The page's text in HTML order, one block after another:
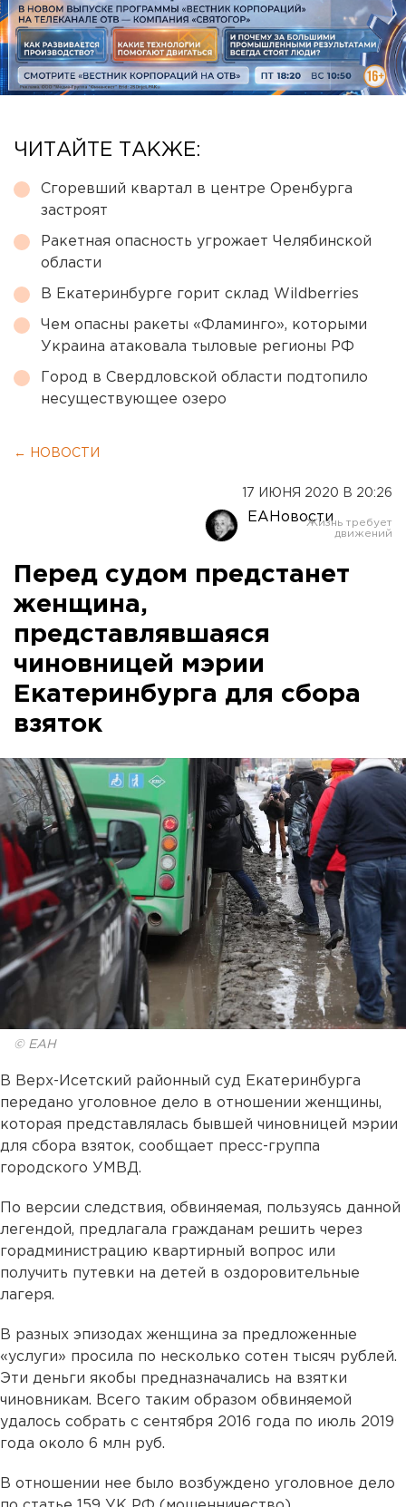
ЧИТАЙТЕ ТАКЖЕ:
Сгоревший квартал в центре Оренбурга
застроят
Ракетная опасность угрожает Челябинской
области
В Екатеринбурге горит склад Wildberries
Чем опасны ракеты «Фламинго», которыми
Украина атаковала тыловые регионы РФ
Город в Свердловской области подтопило
несуществующее озеро
← НОВОСТИ
17 ИЮНЯ 2020 В 20:26
ЕАНовости
Перед судом предстанет
женщина,
представлявшаяся
чиновницей мэрии
Екатеринбурга для сбора
взяток
© ЕАН
В Верх-Исетский районный суд Екатеринбурга
передано уголовное дело в отношении женщины,
которая представлялась бывшей чиновницей мэрии
для сбора взяток, сообщает пресс-группа
городского УМВД.
По версии следствия, обвиняемая, пользуясь данной
легендой, предлагала гражданам решить через
горадминистрацию квартирный вопрос или
получить путевки на детей в оздоровительные
лагеря.
В разных эпизодах женщина за предложенные
«услуги» просила по несколько сотен тысяч рублей.
Эти деньги якобы предназначались на взятки
чиновникам. Всего таким образом обвиняемой
удалось собрать с сентября 2016 года по июль 2019
года около 6 млн руб.
В отношении нее было возбуждено уголовное дело